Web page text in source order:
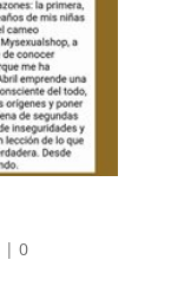
| 0